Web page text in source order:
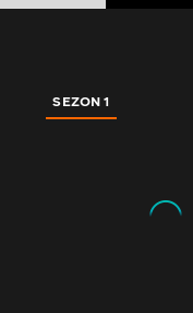
SEZON 1